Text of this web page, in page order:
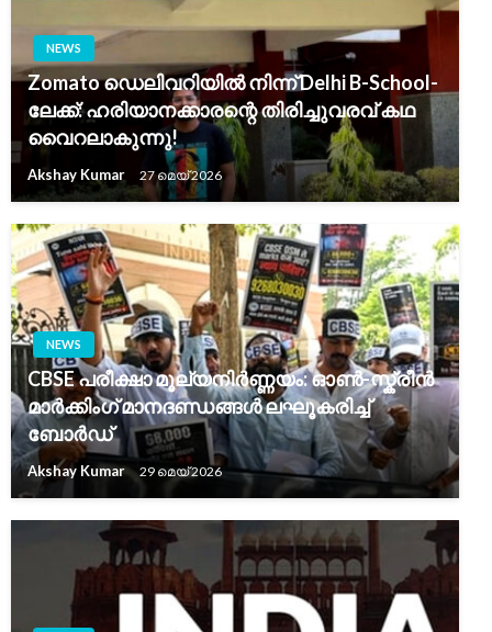
NEWS
Zomato ഡെലിവറിയിൽ നിന്ന് Delhi B-School-
ലേക്ക്: ഹരിയാനക്കാരന്റെ തിരിച്ചുവരവ് കഥ
വൈറലാകുന്നു!
Akshay Kumar 27 മെയ്‌ 2026
NEWS
CBSE പരീക്ഷാ മൂല്യനിർണ്ണയം: ഓൺ-സ്ക്രീൻ
മാർക്കിംഗ് മാനദണ്ഡങ്ങൾ ലഘൂകരിച്ച്
ബോർഡ്
Akshay Kumar 29 മെയ്‌ 2026